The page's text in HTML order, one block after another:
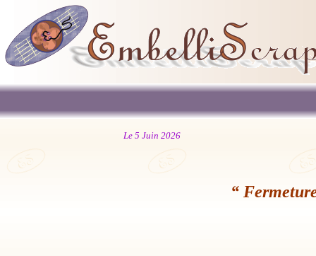
Le 5 Juin 2026
“